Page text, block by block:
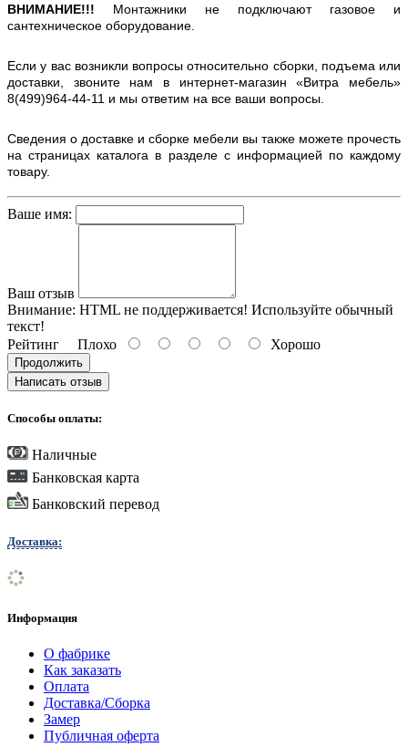
ВНИМАНИЕ!!! Монтажники не подключают газовое и
сантехническое оборудование.
Если у вас возникли вопросы относительно сборки, подъема или
доставки, звоните нам в интернет-магазин «Витра мебель»
8(499)964-44-11 и мы ответим на все ваши вопросы.
Сведения о доставке и сборке мебели вы также можете прочесть
на страницах каталога в разделе с информацией по каждому
товару.
Ваше имя:
Ваш отзыв
Внимание: HTML не поддерживается! Используйте обычный
текст!
Рейтинг Плохо Хорошо
Продолжить
Написать отзыв
Способы оплаты:
Наличные
Банковская карта
Банковский перевод
Доставка:
Информация
О фабрике
Как заказать
Оплата
Доставка/Сборка
Замер
Публичная оферта